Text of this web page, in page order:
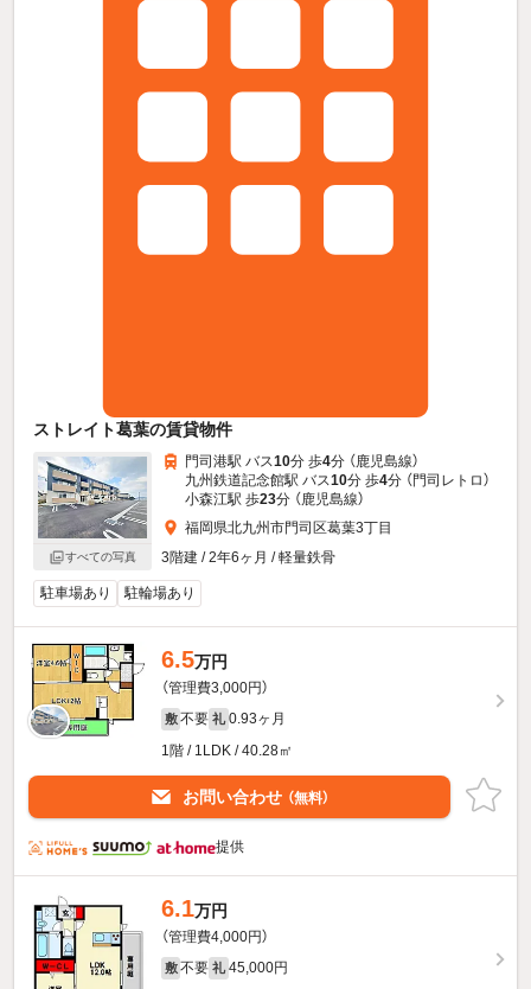
ストレイト葛葉の賃貸物件
すべての写真
門司港駅 バス10分 歩4分 （鹿児島線）
九州鉄道記念館駅 バス10分 歩4分 （門司レトロ）
小森江駅 歩23分 （鹿児島線）
福岡県北九州市門司区葛葉3丁目
3階建 / 2年6ヶ月 / 軽量鉄骨
駐車場あり 駐輪場あり
6.5万円
（管理費3,000円）
敷 不要 礼 0.93ヶ月
1階 / 1LDK / 40.28㎡
お問い合わせ （無料）
提供
6.1万円
（管理費4,000円）
敷 不要 礼 45,000円